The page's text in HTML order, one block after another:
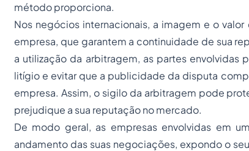
método proporciona.
Nos negócios internacionais, a imagem e o
empresa, que garantem a continuidade de sua
a utilização da arbitragem, as partes
litígio e evitar que a publicidade da disputa
empresa. Assim, o sigilo da arbitragem pode
prejudique a sua reputação no mercado.
De modo geral, as empresas envolvidas em
andamento das suas negociações, expondo o